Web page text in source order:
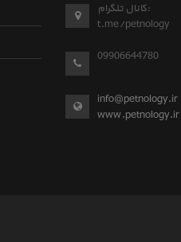
کانال تلگرام:
t.me/petnology
09906644780
info@petnology.ir
www.petnology.ir